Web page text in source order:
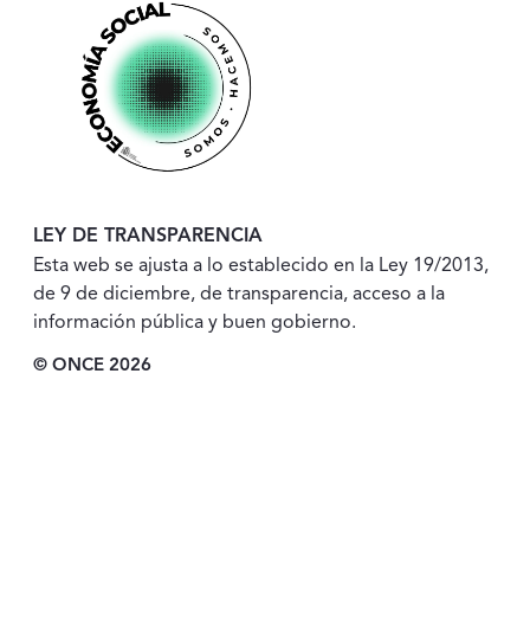
LEY DE TRANSPARENCIA
Esta web se ajusta a lo establecido en la Ley 19/2013,
de 9 de diciembre, de transparencia, acceso a la
información pública y buen gobierno.
© ONCE 2026